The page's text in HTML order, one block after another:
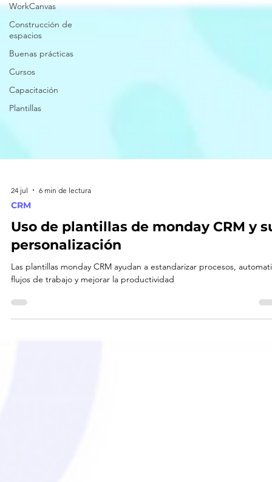
WorkCanvas
Construcción de
espacios
Buenas prácticas
Cursos
Capacitación
Plantillas
24 jul
CRM
personalización